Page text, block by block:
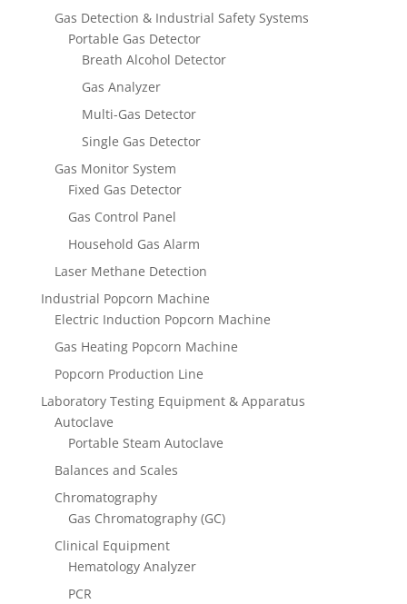
Gas Detection & Industrial Safety Systems
Portable Gas Detector
Breath Alcohol Detector
Gas Analyzer
Multi-Gas Detector
Single Gas Detector
Gas Monitor System
Fixed Gas Detector
Gas Control Panel
Household Gas Alarm
Laser Methane Detection
Industrial Popcorn Machine
Electric Induction Popcorn Machine
Gas Heating Popcorn Machine
Popcorn Production Line
Laboratory Testing Equipment & Apparatus
Autoclave
Portable Steam Autoclave
Balances and Scales
Chromatography
Gas Chromatography (GC)
Clinical Equipment
Hematology Analyzer
PCR